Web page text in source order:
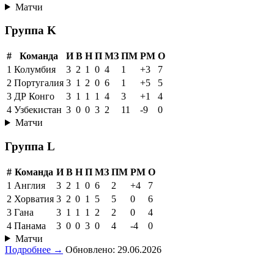
Матчи
Группа K
# Команда И В Н П МЗ ПМ РМ О
1 Колумбия 3 2 1 0 4 1 +3
7
2 Португалия 3 1 2 0 6 1 +5
5
3 ДР Конго 3 1 1 1 4 3 +1
4
4 Узбекистан 3 0 0 3 2 11 -9
0
Матчи
Группа L
# Команда И В Н П МЗ ПМ РМ О
1 Англия 3 2 1 0 6 2 +4
7
2 Хорватия 3 2 0 1 5 5 0
6
3 Гана 3 1 1 1 2 2 0
4
4 Панама 3 0 0 3 0 4 -4
0
Матчи
Подробнее → Обновлено: 29.06.2026